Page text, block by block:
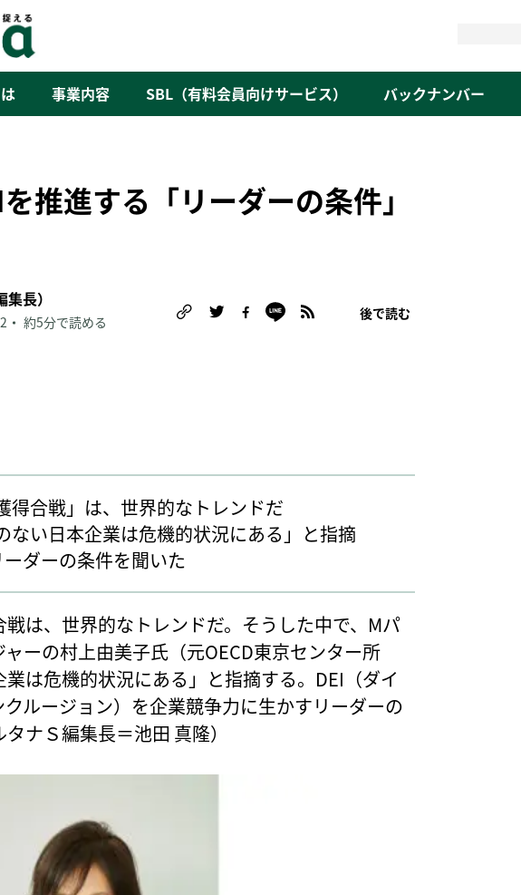
事業内容 SBL（有料会員向けサービス） バックナンバー
推進する「リーダーの条件」
長）
約5分で読める
後で読む
得合戦」は、世界的なトレンドだ
ない日本企業は危機的状況にある」と指摘
ダーの条件を聞いた
は、世界的なトレンドだ。そうした中で、Mパ
ーの村上由美子氏（元OECD東京センター所
は危機的状況にある」と指摘する。DEI（ダイ
ルージョン）を企業競争力に生かすリーダーの
ナＳ編集長＝池田 真隆）